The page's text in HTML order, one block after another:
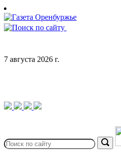
Skip
to
content
7 августа 2026 г.
for:
Search